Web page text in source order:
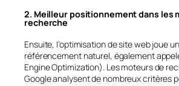
2. Meilleur positionnement dans les
recherche
Ensuite, l’optimisation de site web joue
référencement naturel, également
Engine Optimization). Les moteurs de
Google analysent de nombreux critères